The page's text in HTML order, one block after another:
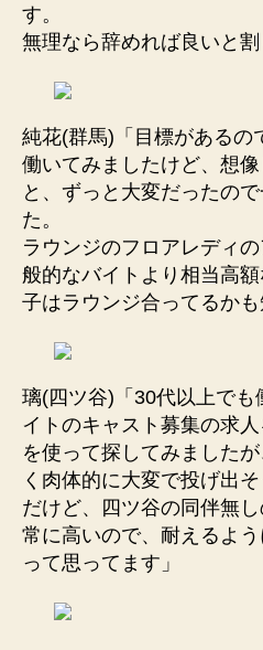
す。
無理なら辞めれば良いと割
純花(群馬)「目標があるの
働いてみましたけど、想
と、ずっと大変だったの
た。
ラウンジのフロアレディ
般的なバイトより相当高
子はラウンジ合ってるかも
璃(四ツ谷)「30代以上で
イトのキャスト募集の求
を使って探してみました
く肉体的に大変で投げ出そ
だけど、四ツ谷の同伴無
常に高いので、耐えるよ
って思ってます」